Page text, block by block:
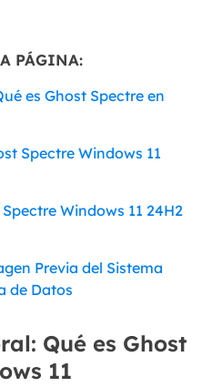
PÁGINA:
es Ghost Spectre en
Spectre Windows 11
Windows 11 24H2
Previa del Sistema
de Datos
Qué es Ghost
11